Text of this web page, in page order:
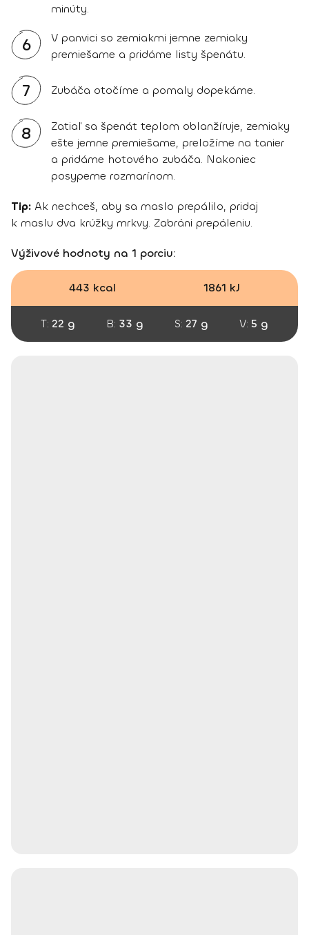
minúty.
6
V panvici so zemiakmi jemne zemiaky
premiešame a pridáme listy špenátu.
7 Zubáča otočíme a pomaly dopekáme.
8
Zatiaľ sa špenát teplom oblanžíruje, zemiaky
ešte jemne premiešame, preložíme na tanier
a pridáme hotového zubáča. Nakoniec
posypeme rozmarínom.
Tip: Ak nechceš, aby sa maslo prepálilo, pridaj
k maslu dva krúžky mrkvy. Zabráni prepáleniu.
Výživové hodnoty na 1 porciu:
443 kcal 1861 kJ
T: 22 g B: 33 g S: 27 g V: 5 g